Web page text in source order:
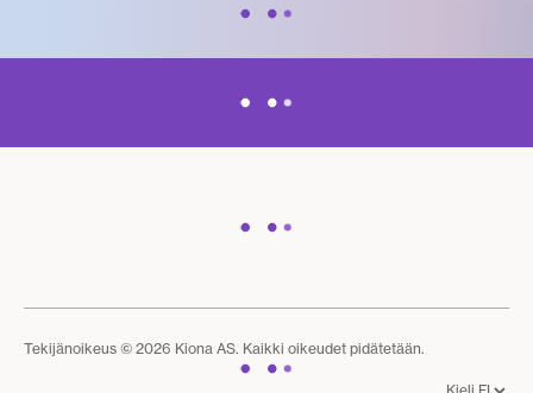
Tekijänoikeus © 2026 Kiona AS. Kaikki oikeudet pidätetään.